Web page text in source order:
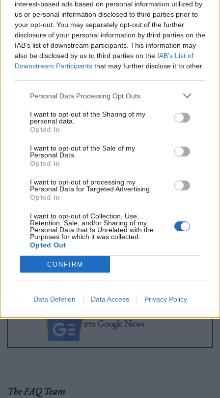
interest-based ads based on personal information utilized by
us or personal information disclosed to third parties prior to
your opt-out. You may separately opt-out of the further
disclosure of your personal information by third parties on the
IAB’s list of downstream participants. This information may
also be disclosed by us to third parties on the IAB’s List of
Downstream Participants that may further disclose it to other
Personal Data Processing Opt Outs
I want to opt-out of the Sharing of my
personal data.
Opted In
I want to opt-out of the Sale of my
Personal Data.
Opted In
I want to opt-out of processing my
Personal Data for Targeted Advertising.
Opted In
I want to opt-out of Collection, Use,
Retention, Sale, and/or Sharing of my
Personal Data that Is Unrelated with the
Purposes for which it was collected.
Opted Out
CONFIRM
Data Deletion Data Access Privacy Policy
στο Google News
The FAQ Team